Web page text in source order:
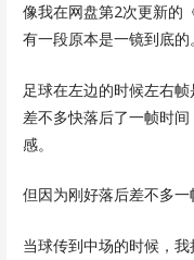
像我在网盘第2次更新的
有一段原本是一镜到底的。
足球在左边的时候左右
差不多快落后了一帧时
感。
但因为刚好落后差不多一
当球传到中场的时候，